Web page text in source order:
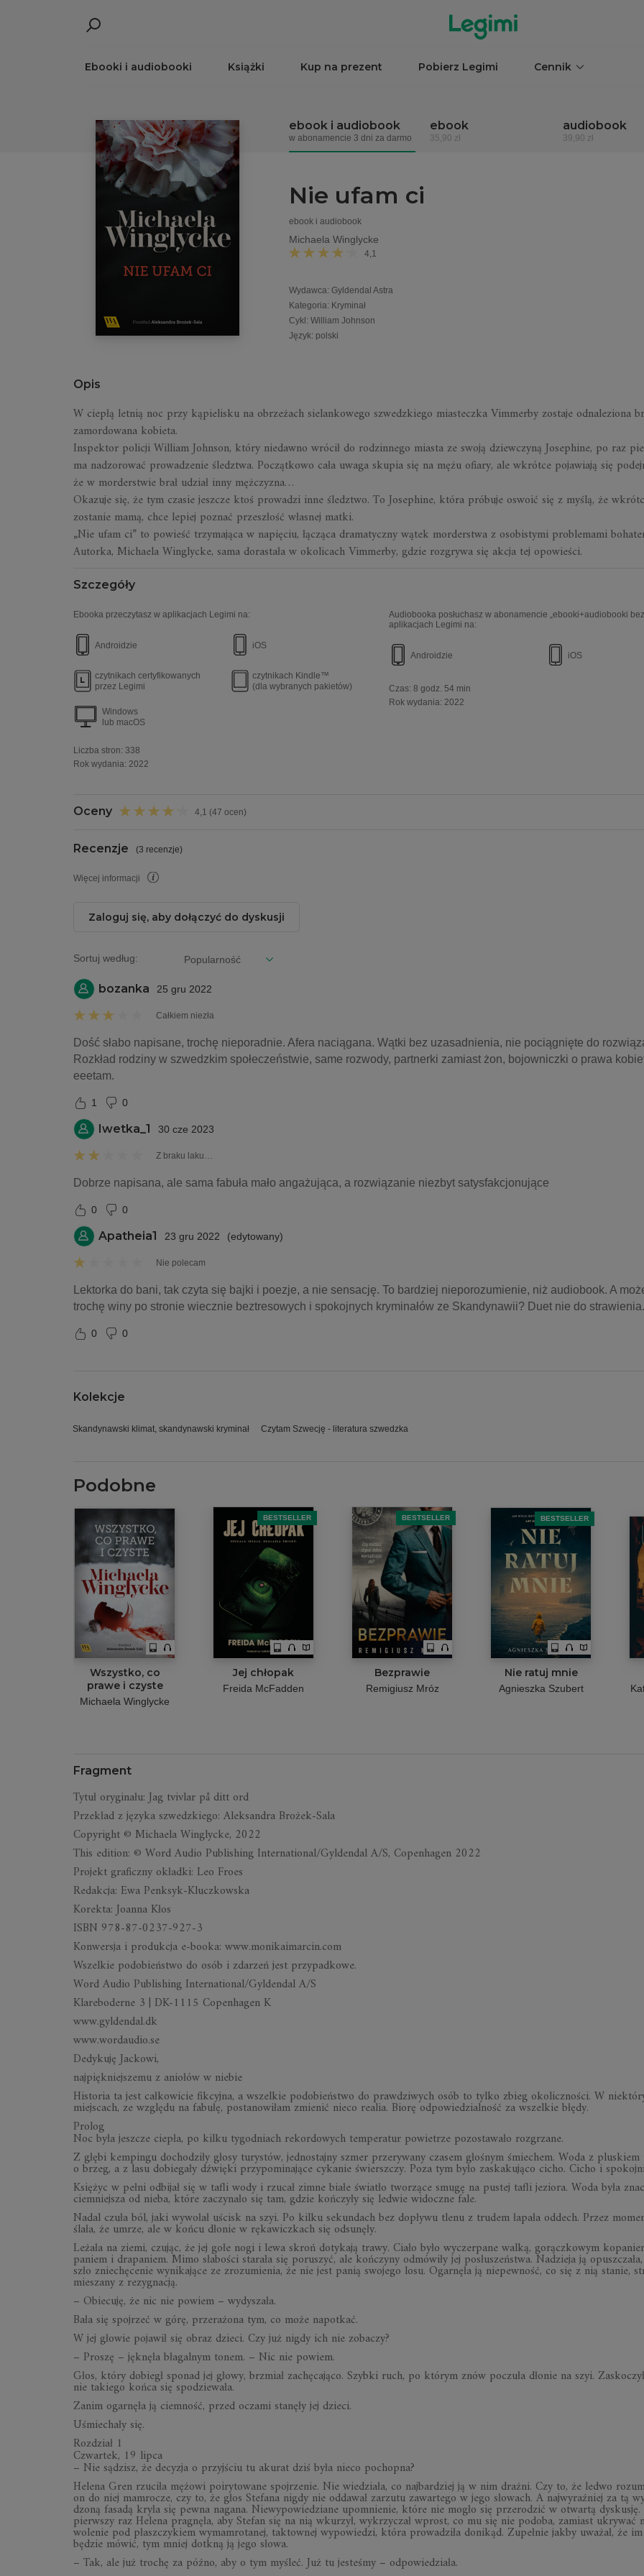
Ebooki i audiobooki Książki Kup na prezent Pobierz Legimi Cennik
ebook i audiobook
w abonamencie 3 dni za darmo
ebook
35,90 zł
audiobook
39,90 zł
Nie ufam ci
ebook i audiobook
Michaela Winglycke
4,1
Wydawca: Gyldendal Astra
Kategoria: Kryminał
Cykl : William Johnson
Język: polski
Opis
W ciepłą letnią noc przy kąpielisku na obrzeżach sielankowego szwedzkiego miasteczka Vimmerby zostaje odnaleziona
zamordowana kobieta.
Inspektor policji William Johnson, który niedawno wrócił do rodzinnego miasta ze swoją dziewczyną Josephine, po raz
ma nadzorować prowadzenie śledztwa. Początkowo cała uwaga skupia się na mężu ofiary, ale wkrótce pojawiają się
że w morderstwie brał udział inny mężczyzna…
Okazuje się, że tym czasie jeszcze ktoś prowadzi inne śledztwo. To Josephine, która próbuje oswoić się z myślą, że
zostanie mamą, chce lepiej poznać przeszłość własnej matki.
„Nie ufam ci” to powieść trzymająca w napięciu, łącząca dramatyczny wątek morderstwa z osobistymi problemami
Autorka, Michaela Winglycke, sama dorastała w okolicach Vimmerby, gdzie rozgrywa się akcja tej opowieści.
Szczegóły
Ebooka przeczytasz w aplikacjach Legimi na:
Androidzie iOS
czytnikach certyfikowanych
przez Legimi
czytnikach Kindle™
(dla wybranych pakietów)
Windows
lub macOS
Liczba stron: 338
Rok wydania: 2022
Audiobooka posłuchasz w abonamencie „ebooki+audiobooki
aplikacjach Legimi na:
Androidzie iOS
Czas: 8 godz. 54 min
Rok wydania: 2022
Oceny 4,1 (47 ocen)
Recenzje (3 recenzje)
Więcej informacji
Zaloguj się, aby dołączyć do dyskusji
Sortuj według:
bozanka 25 gru 2022
Całkiem niezła
Dość słabo napisane, trochę nieporadnie. Afera naciągana. Wątki bez uzasadnienia, nie pociągnięte do
Rozkład rodziny w szwedzkim społeczeństwie, same rozwody, partnerki zamiast żon, bojowniczki o prawa
eeetam.
1 0
Iwetka_1 30 cze 2023
Z braku laku…
Dobrze napisana, ale sama fabuła mało angażująca, a rozwiązanie niezbyt satysfakcjonujące
0 0
Apatheia1 23 gru 2022 (edytowany)
Nie polecam
Lektorka do bani, tak czyta się bajki i poezje, a nie sensację. To bardziej nieporozumienie, niż audiobook. A
trochę winy po stronie wiecznie beztresowych i spokojnych kryminałów ze Skandynawii? Duet nie do strawienia.
0 0
Kolekcje
Skandynawski klimat, skandynawski kryminał Czytam Szwecję - literatura szwedzka
Podobne
Wszystko, co
prawe i czyste
Michaela Winglycke
BESTSELLER
Jej chłopak
Freida McFadden
BESTSELLER
Bezprawie
Remigiusz Mróz
BESTSELLER
Nie ratuj mnie
Agnieszka Szubert
Fragment
Ty­tuł ory­gi­nału: Jag tvi­vlar på ditt ord
Prze­kład z ję­zyka szwedz­kiego: Alek­san­dra Bro­żek-Sala
Co­py­ri­ght © Mi­cha­ela Win­glycke, 2022
This edi­tion: © Word Au­dio Pu­bli­shing In­ter­na­tio­nal/Gyl­den­dal A/S, Co­pen­ha­gen 2022
Pro­jekt gra­ficzny okładki: Leo Froes
Re­dak­cja: Ewa Penk­syk-Klucz­kow­ska
Ko­rekta: Joanna Kłos
ISBN 978-87-0237-927-3
Kon­wer­sja i pro­duk­cja e-bo­oka: www.mo­ni­ka­imar­cin.com
Wszel­kie po­do­bień­stwo do osób i zda­rzeń jest przy­pad­kowe.
Word Au­dio Pu­bli­shing In­ter­na­tio­nal/Gyl­den­dal A/S
Kla­re­bo­derne 3 | DK-1115 Co­pen­ha­gen K
www.gyl­den­dal.dk
www.wor­dau­dio.se
De­dy­kuję Jac­kowi,
naj­pięk­niej­szemu z anio­łów w nie­bie
Hi­sto­ria ta jest cał­ko­wi­cie fik­cyjna, a wszel­kie po­do­bień­stwo do praw­dzi­wych osób to tylko zbieg oko­licz­no­ści. W
miej­scach, ze względu na fa­bułę, po­sta­no­wi­łam zmie­nić nieco re­alia. Biorę od­po­wie­dzial­ność za wszel­kie błędy.
Prolog
Noc była jesz­cze cie­pła, po kilku ty­go­dniach re­kor­do­wych tem­pe­ra­tur po­wie­trze po­zo­sta­wało roz­grzane.
Z głębi kem­pingu do­cho­dziły głosy tu­ry­stów, jed­no­stajny szmer prze­ry­wany cza­sem gło­śnym śmie­chem. Woda z plu­skiem
o brzeg, a z lasu do­bie­gały dźwięki przy­po­mi­na­jące cy­ka­nie świersz­czy. Poza tym było za­ska­ku­jąco ci­cho. Ci­cho i
Księ­życ w pełni od­bi­jał się w ta­fli wody i rzu­cał zimne białe świa­tło two­rzące smugę na pu­stej ta­fli je­ziora. Woda była
ciem­niej­sza od nieba, które za­czy­nało się tam, gdzie koń­czyły się le­d­wie wi­doczne fale.
Na­dal czuła ból, jaki wy­wo­łał uścisk na szyi. Po kilku se­kun­dach bez do­pływu tlenu z tru­dem ła­pała od­dech. Przez
ślała, że umrze, ale w końcu dło­nie w rę­ka­wicz­kach się od­su­nęły.
Le­żała na ziemi, czu­jąc, że jej gołe nogi i lewa skroń do­ty­kają trawy. Ciało było wy­czer­pane walką, go­rącz­ko­wym
pa­niem i dra­pa­niem. Mimo sła­bo­ści sta­rała się po­ru­szyć, ale koń­czyny od­mó­wiły jej po­słu­szeń­stwa. Na­dzieja ją
szło znie­chę­ce­nie wy­ni­ka­jące ze zro­zu­mie­nia, że nie jest pa­nią swo­jego losu. Ogar­nęła ją nie­pew­ność, co się z nią sta­nie,
mie­szany z re­zy­gna­cją.
– Obie­cuję, że nic nie po­wiem – wy­dy­szała.
Bała się spoj­rzeć w górę, prze­ra­żona tym, co może na­po­tkać.
W jej gło­wie po­ja­wił się ob­raz dzieci. Czy już ni­gdy ich nie zo­ba­czy?
– Pro­szę – jęk­nęła bła­gal­nym to­nem. – Nic nie po­wiem.
Głos, który do­biegł spo­nad jej głowy, brzmiał za­chę­ca­jąco. Szybki ruch, po któ­rym znów po­czuła dło­nie na szyi.
nie ta­kiego końca się spo­dzie­wała.
Za­nim ogar­nęła ją ciem­ność, przed oczami sta­nęły jej dzieci.
Uśmie­chały się.
Rozdział 1
Czwartek, 19 lipca
– Nie są­dzisz, że de­cy­zja o przyj­ściu tu aku­rat dziś była nieco po­chopna?
He­lena Gren rzu­ciła mę­żowi po­iry­to­wane spoj­rze­nie. Nie wie­działa, co naj­bar­dziej ją w nim drażni. Czy to, że le­dwo
on do niej mam­ro­cze, czy to, że głos Ste­fana ni­gdy nie od­da­wał za­rzutu za­war­tego w jego sło­wach. A naj­wy­raź­niej za tą
dzoną fa­sadą kryła się pewna na­gana. Nie­wy­po­wie­dziane upo­mnie­nie, które nie mo­gło się prze­ro­dzić w otwartą
pierw­szy raz He­lena pra­gnęła, aby Ste­fan się na nią wku­rzył, wy­krzy­czał wprost, co mu się nie po­doba, za­miast ukry­wać
wo­le­nie pod płasz­czy­kiem wy­mam­ro­ta­nej, tak­tow­nej wy­po­wie­dzi, która pro­wa­dziła do­ni­kąd. Zu­peł­nie jakby uwa­żał, że
bę­dzie mó­wić, tym mniej do­tkną ją jego słowa.
– Tak, ale już tro­chę za późno, aby o tym my­śleć. Już tu je­ste­śmy – od­po­wie­działa.